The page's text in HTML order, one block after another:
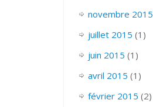
novembre 2015
juillet 2015 (1)
juin 2015 (1)
avril 2015 (1)
février 2015 (2)